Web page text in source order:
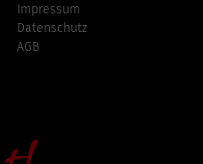
Impressum
Datenschutz
AGB